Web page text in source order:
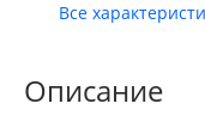
Все
Описание